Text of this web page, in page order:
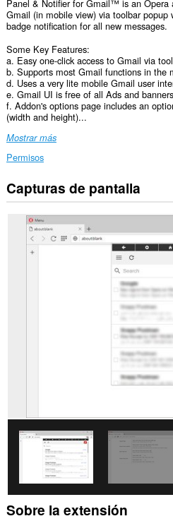
Panel & Notifier for Gmail™ is an Opera
Gmail (in mobile view) via toolbar popup
badge notification for all new messages.
Some Key Features:
a. Easy one-click access to Gmail via
b. Supports most Gmail functions in the
d. Uses a very lite mobile Gmail user
e. Gmail UI is free of all Ads and
f. Addon's options page includes an
(width and height)...
Mostrar más
Permisos
Esta
extensión
acceder
actividad
navegación.
Capturas de pantalla
Sobre la extensión